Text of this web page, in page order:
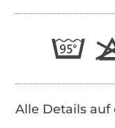
Alle Details